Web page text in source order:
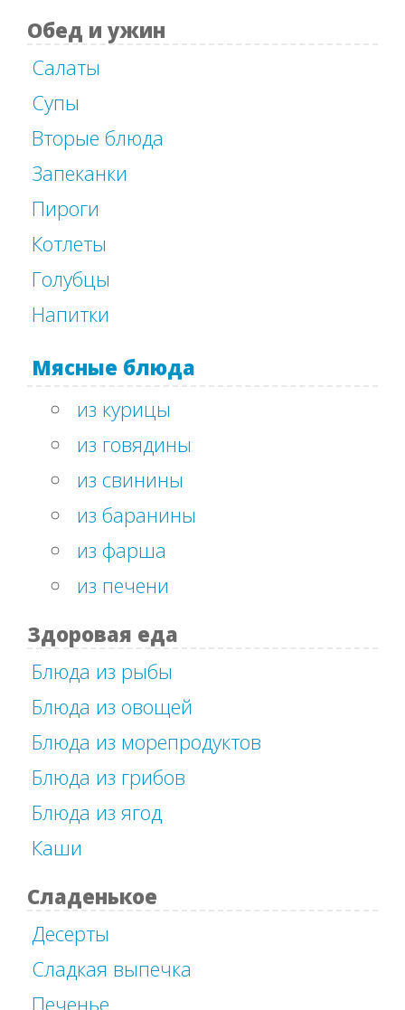
Обед и ужин
Салаты
Супы
Вторые блюда
Запеканки
Пироги
Котлеты
Голубцы
Напитки
Мясные блюда
из курицы
из говядины
из свинины
из баранины
из фарша
из печени
Здоровая еда
Блюда из рыбы
Блюда из овощей
Блюда из морепродуктов
Блюда из грибов
Блюда из ягод
Каши
Сладенькое
Десерты
Сладкая выпечка
Печенье